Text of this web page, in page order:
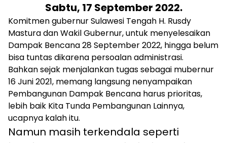
Sabtu, 17 September 2022.
Komitmen gubernur Sulawesi Tengah H. Rusdy
Mastura dan Wakil Gubernur, untuk menyelesaikan
Dampak Bencana 28 September 2022, hingga belum
bisa tuntas dikarena persoalan administrasi.
Bahkan sejak menjalankan tugas sebagai mubernur
16 Juni 2021, memang langsung nenyampaikan
Pembangunan Dampak Bencana harus prioritas,
lebih baik Kita Tunda Pembangunan Lainnya,
ucapnya kalah itu.
Namun masih terkendala seperti